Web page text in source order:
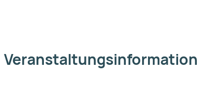
Veranstaltungsinformation